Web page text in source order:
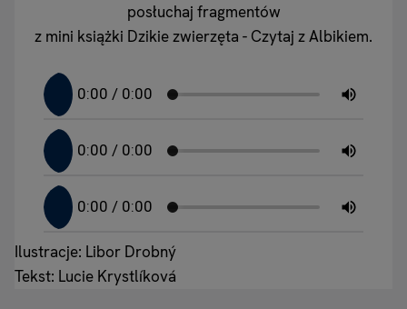
posłuchaj fragmentów
z mini książki Dzikie zwierzęta - Czytaj z Albikiem.
Ilustracje: Libor Drobný
Tekst: Lucie Krystlíková